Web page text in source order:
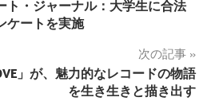
ト・ジャーナル：大学生に合法
ケートを実施
次の記事
」が、魅力的なレコードの物語
を生き生きと描き出す